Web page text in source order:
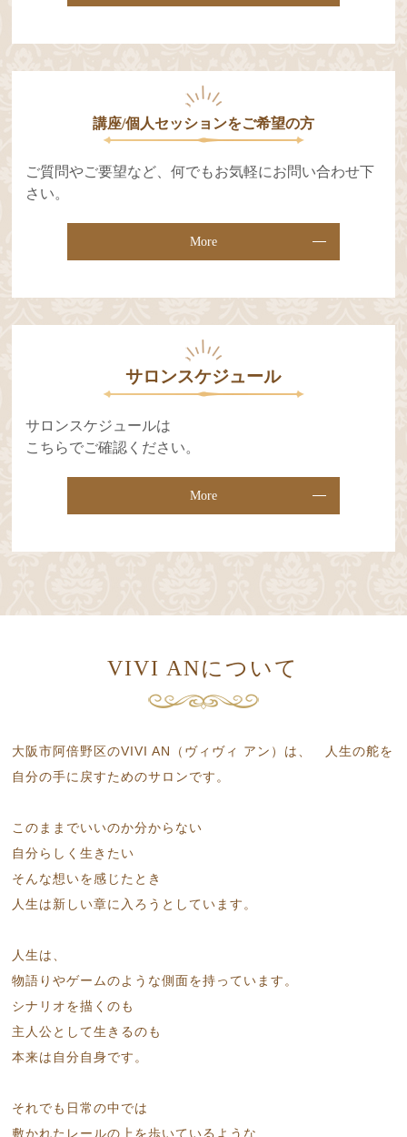
講座/個人セッションをご希望の⽅
ご質問やご要望など、何でもお気軽にお問い合わせ下
さい。
More
サロンスケジュール
サロンスケジュールは
こちらでご確認ください。
More
VIVI ANについて
大阪市阿倍野区のVIVI AN（ヴィヴィ アン）は、
人生の舵を
自分の手に戻すためのサロンです。
このままでいいのか分からない
自分らしく生きたい
そんな想いを感じたとき
人生は新しい章に入ろうとしています。
人生は、
物語りやゲームのような側面を持っています。
シナリオを描くのも
主人公として生きるのも
本来は自分自身です。
それでも日常の中では
敷かれたレールの上を歩いているような